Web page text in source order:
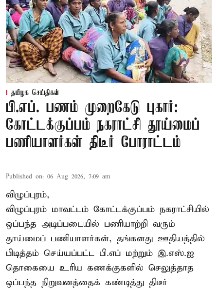
தமிழக செய்திகள்
பி.எப். பணம் முறைகேடு புகார்:
கோட்டக்குப்பம் நகராட்சி தூய்மைப்
பணியாளர்கள் திடீர் போராட்டம்
Published on: 06 Aug 2026, 7:09 am
விழுப்புரம்,
விழுப்புரம் மாவட்டம் கோட்டக்குப்பம் நகராட்சியில்
ஒப்பந்த அடிப்படையில் பணியாற்றி வரும்
தூய்மைப் பணியாளர்கள், தங்களது ஊதியத்தில்
பிடித்தம் செய்யப்பட்ட பி.எப் மற்றும் இ.எஸ்.ஐ
தொகையை உரிய கணக்குகளில் செலுத்தாத
ஒப்பந்த நிறுவனத்தைக் கண்டித்து திடீர்